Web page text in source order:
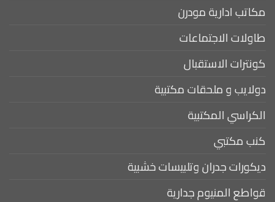
مكاتب ادارية مودرن
طاولات الاجتماعات
كونترات الاستقبال
دولايب و ملحقات مكتبية
الكراسي المكتبية
كنب مكتبي
ديكورات جدران وتلبيسات خشبية
قواطع المنيوم جدارية